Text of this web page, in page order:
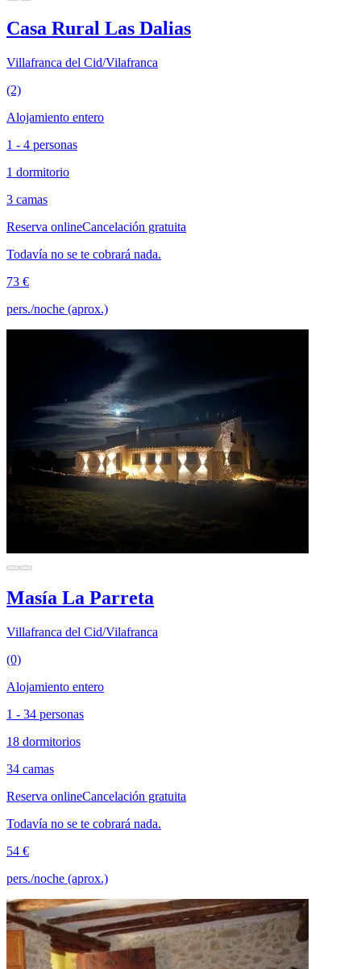
Casa Rural Las Dalias
Villafranca del Cid/Vilafranca
(2)
Alojamiento entero
1 - 4 personas
1 dormitorio
3 camas
Reserva onlineCancelación gratuita
Todavía no se te cobrará nada.
73 €
pers./noche (aprox.)
Masía La Parreta
Villafranca del Cid/Vilafranca
(0)
Alojamiento entero
1 - 34 personas
18 dormitorios
34 camas
Reserva onlineCancelación gratuita
Todavía no se te cobrará nada.
54 €
pers./noche (aprox.)